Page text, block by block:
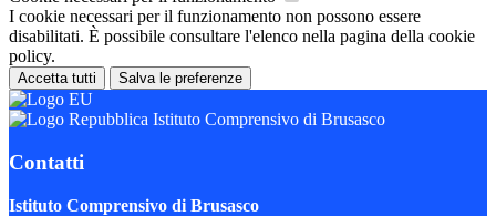
I cookie necessari per il funzionamento non possono essere
disabilitati. È possibile consultare l'elenco nella pagina della cookie
policy.
Accetta tutti Salva le preferenze
Istituto Comprensivo di Brusasco
Contatti
Istituto Comprensivo di Brusasco